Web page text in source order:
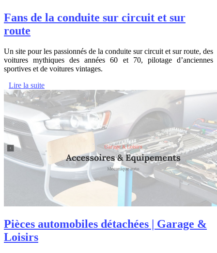
Fans de la conduite sur circuit et sur
route
Un site pour les passionnés de la conduite sur circuit et sur route, des
voitures mythiques des années 60 et 70, pilotage d’anciennes
sportives et de voitures vintages.
Lire la suite
Pièces automobiles détachées | Garage &
Loisirs